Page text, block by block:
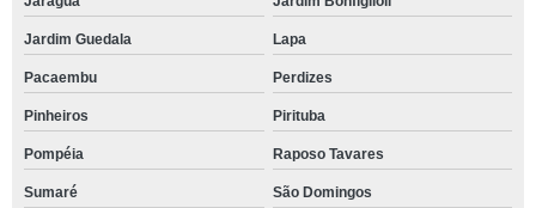
Jardim Guedala Lapa
Pacaembu Perdizes
Pinheiros Pirituba
Pompéia Raposo Tavares
Sumaré São Domingos